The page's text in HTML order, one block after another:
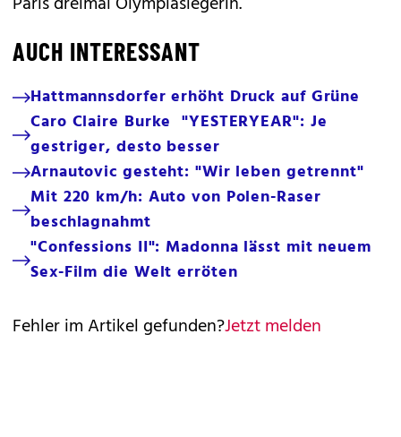
AUCH INTERESSANT
Hattmannsdorfer erhöht Druck auf Grüne
Caro Claire Burke "YESTERYEAR": Je
gestriger, desto besser
Arnautovic gesteht: "Wir leben getrennt"
Mit 220 km/h: Auto von Polen-Raser
beschlagnahmt
"Confessions II": Madonna lässt mit neuem
Sex-Film die Welt erröten
Fehler im Artikel gefunden?Jetzt melden